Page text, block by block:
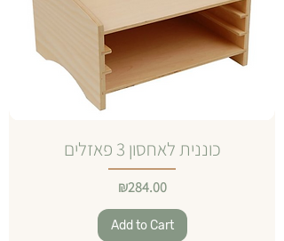
כוננית לאחסון 3 פאזלים
Price
₪284.00
Add to Cart